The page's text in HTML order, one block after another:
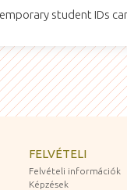
student IDs
FELVÉTELI
Felvételi információk
Képzések